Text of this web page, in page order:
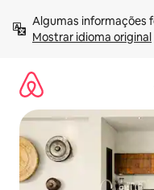
para
Mostrar idioma original